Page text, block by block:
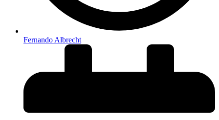
Fernando Albrecht